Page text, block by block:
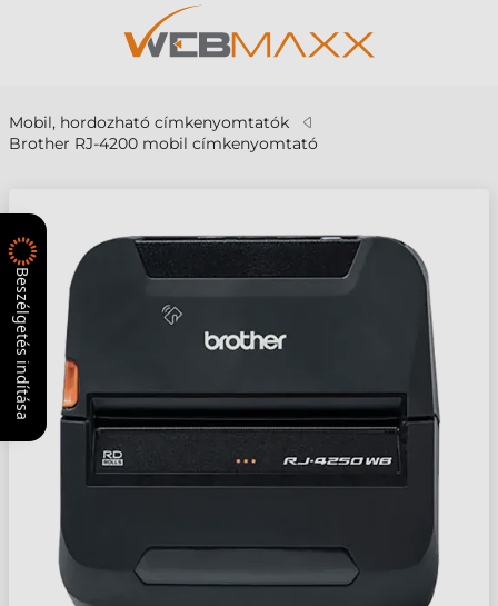
Mobil, hordozható címkenyomtatók
Brother RJ-4200 mobil címkenyomtató
Beszélgetés indítása